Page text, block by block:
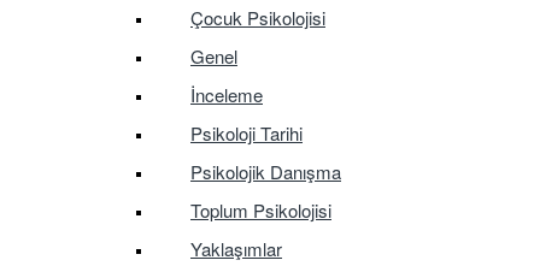
Çocuk Psikolojisi
Genel
İnceleme
Psikoloji Tarihi
Psikolojik Danışma
Toplum Psikolojisi
Yaklaşımlar